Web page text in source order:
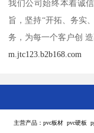
我们公司始终本着诚
旨，坚持“开拓、务实
务，为每一个客户创
m.jtc123.b2b168.com
主营产品：pvc板材 pvc硬板